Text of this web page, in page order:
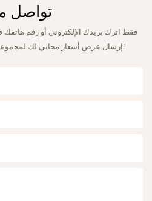
تواصل
فقط اترك بريدك الإلكتروني أو رقم
إرسال عرض أسعار مجاني لك لمجموعة واسعة من التصميمات لدينا!